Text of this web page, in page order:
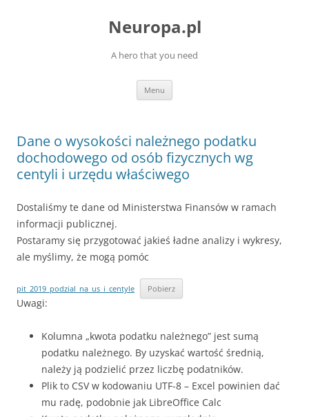
Neuropa.pl
A hero that you need
Menu
Dane o wysokości należnego podatku
dochodowego od osób fizycznych wg
centyli i urzędu właściwego
Dostaliśmy te dane od Ministerstwa Finansów w ramach
informacji publicznej.
Postaramy się przygotować jakieś ładne analizy i wykresy,
ale myślimy, że mogą pomóc
pit_2019_podzial_na_us_i_centyle Pobierz
Uwagi:
Kolumna „kwota podatku należnego” jest sumą
podatku należnego. By uzyskać wartość średnią,
należy ją podzielić przez liczbę podatników.
Plik to CSV w kodowaniu UTF-8 – Excel powinien dać
mu radę, podobnie jak LibreOffice Calc